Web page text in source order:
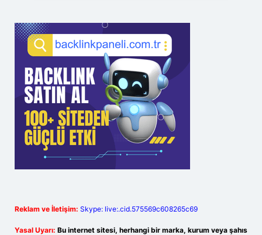
Reklam ve İletişim: Skype: live:.cid.575569c608265c69
Yasal Uyarı: Bu internet sitesi, herhangi bir marka, kurum veya şahıs